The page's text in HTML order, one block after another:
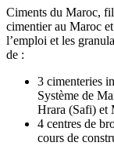
Ciments du Maroc,
cimentier au Maroc
l’emploi et les
de :
3 cimenteries
Système de
Hrara (Safi) et
4 centres de
cours de